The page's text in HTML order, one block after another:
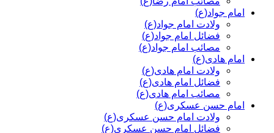
امام جواد(ع)
ولادت امام جواد(ع)
فضائل امام جواد(ع)
مصائب امام جواد(ع)
امام هادی(ع)
ولادت امام هادی(ع)
فضائل امام هادی(ع)
مصائب امام هادی(ع)
امام حسن عسکری(ع)
ولادت امام حسن عسکری(ع)
فضائل امام حسن عسکری(ع)